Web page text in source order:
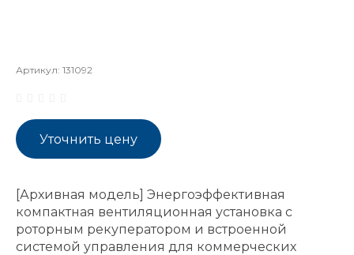
Артикул: 131092
Уточнить цену
[Архивная модель] Энергоэффективная
компактная вентиляционная установка с
роторным рекуператором и встроенной
системой управления для коммерческих